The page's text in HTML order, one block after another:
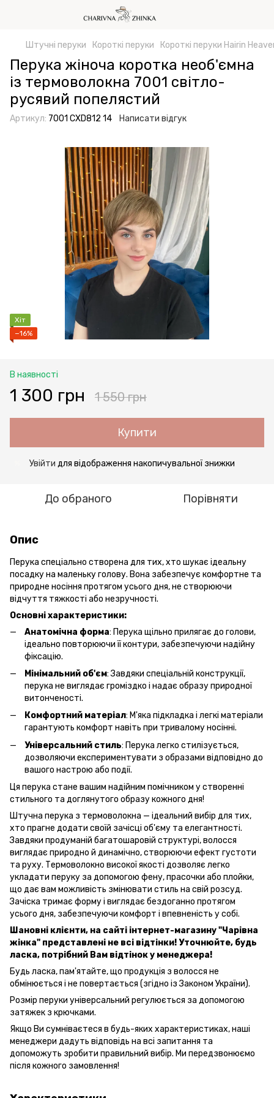
Штучні перуки Короткі перуки Короткі перуки Hairin
Перука жіноча коротка необ'ємна
із термоволокна 7001 світло-
русявий попелястий
Артикул: 7001 CXD812 14 Написати відгук
Хіт
−16%
В наявності
1 300 грн 1 550 грн
Купити
Увійти для відображення накопичувальної знижки
До обраного Порівняти
Опис
Перука спеціально створена для тих, хто шукає ідеальну
посадку на маленьку голову. Вона забезпечує комфортне та
природне носіння протягом усього дня, не створюючи
відчуття тяжкості або незручності.
Основні характеристики:
Анатомічна форма: Перука щільно прилягає до голови,
ідеально повторюючи її контури, забезпечуючи надійну
фіксацію.
Мінімальний об'єм: Завдяки спеціальній конструкції,
перука не виглядає громіздко і надає образу природної
витонченості.
Комфортний матеріал: М'яка підкладка і легкі матеріали
гарантують комфорт навіть при тривалому носінні.
Універсальний стиль: Перука легко стилізується,
дозволяючи експериментувати з образами відповідно до
вашого настрою або події.
Ця перука стане вашим надійним помічником у створенні
стильного та доглянутого образу кожного дня!
Штучна перука з термоволокна — ідеальний вибір для тих,
хто прагне додати своїй зачісці об'єму та елегантності.
Завдяки продуманій багатошаровій структурі, волосся
виглядає природно й динамічно, створюючи ефект густоти
та руху. Термоволокно високої якості дозволяє легко
укладати перуку за допомогою фену, прасочки або плойки,
що дає вам можливість змінювати стиль на свій розсуд.
Зачіска тримає форму і виглядає бездоганно протягом
усього дня, забезпечуючи комфорт і впевненість у собі.
Шановні клієнти, на сайті інтернет-магазину "Чарівна
жінка" представлені не всі відтінки! Уточнюйте, будь
ласка, потрібний Вам відтінок у менеджера!
Будь ласка, пам'ятайте, що продукція з волосся не
обмінюється і не повертається (згідно із Законом України).
Розмір перуки універсальний регулюється за допомогою
затяжек з крючками.
Якщо Ви сумніваєтеся в будь-яких характеристиках, наші
менеджери дадуть відповідь на всі запитання та
допоможуть зробити правильний вибір. Ми передзвонюємо
після кожного замовлення!